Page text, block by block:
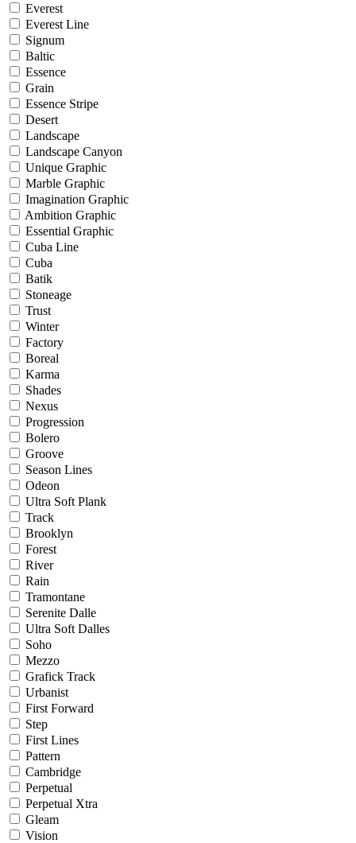
Everest
Everest Line
Signum
Baltic
Essence
Grain
Essence Stripe
Desert
Landscape
Landscape Canyon
Unique Graphic
Marble Graphic
Imagination Graphic
Ambition Graphic
Essential Graphic
Cuba Line
Cuba
Batik
Stoneage
Trust
Winter
Factory
Boreal
Karma
Shades
Nexus
Progression
Bolero
Groove
Season Lines
Odeon
Ultra Soft Plank
Track
Brooklyn
Forest
River
Rain
Tramontane
Serenite Dalle
Ultra Soft Dalles
Soho
Mezzo
Grafick Track
Urbanist
First Forward
Step
First Lines
Pattern
Cambridge
Perpetual
Perpetual Xtra
Gleam
Vision